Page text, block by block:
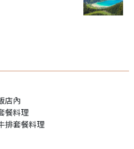
店內
餐料理
排套餐料理